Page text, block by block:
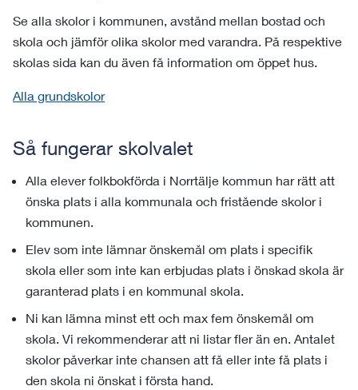
Se alla skolor i kommunen, avstånd mellan bostad och
skola och jämför olika skolor med varandra. På respektive
skolas sida kan du även få information om öppet hus.
Alla grundskolor
Så fungerar skolvalet
Alla elever folkbokförda i Norrtälje kommun har rätt att
önska plats i alla kommunala och fristående skolor i
kommunen.
Elev som inte lämnar önskemål om plats i specifik
skola eller som inte kan erbjudas plats i önskad skola är
garanterad plats i en kommunal skola.
Ni kan lämna minst ett och max fem önskemål om
skola. Vi rekommenderar att ni listar fler än en. Antalet
skolor påverkar inte chansen att få eller inte få plats i
den skola ni önskat i första hand.